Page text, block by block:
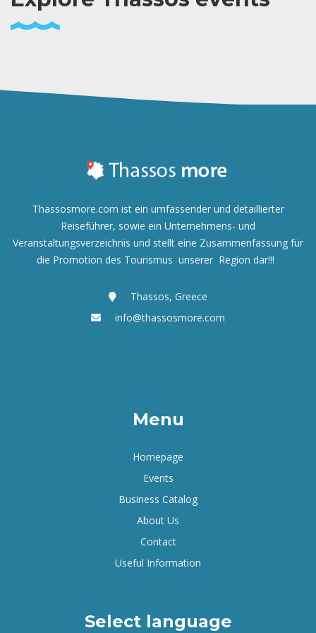
Thassosmore.com ist ein umfassender und detaillierter
Reiseführer, sowie ein Unternehmens- und
Veranstaltungsverzeichnis und stellt eine Zusammenfassung für
die Promotion des Tourismus unserer Region dar!!!
Thassos, Greece
info@thassosmore.com
Menu
Homepage
Events
Business Catalog
About Us
Contact
Useful Information
Select language